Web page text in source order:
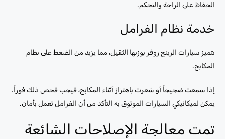
الحفاظ على الراحة والتحكم.
خدمة نظام الفرامل
تتميز سيارات الرينج روفر بوزنها الثقيل، مما يزيد من الضغط على نظام
المكابح.
إذا سمعت ضجيجاً أو شعرت باهتزاز أثناء المكابح، فيجب فحص ذلك فوراً.
يمكن لميكانيكي السيارات الموثوق به التأكد من أن الفرامل تعمل بأمان.
تمت معالجة الإصلاحات الشائعة